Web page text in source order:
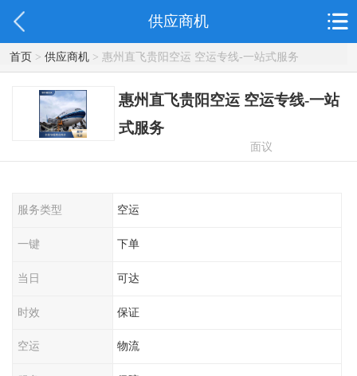
供应商机
首页> 供应商机> 惠州直飞贵阳空运 空运专线-一站式服务
惠州直飞贵阳空运 空运专线-一站
式服务
面议
服务类型 空运
一键 下单
当日 可达
时效 保证
空运 物流